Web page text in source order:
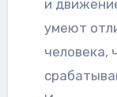
и
умеют
человека,